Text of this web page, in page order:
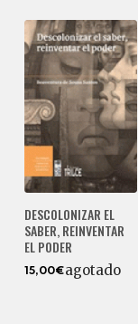
DESCOLONIZAR EL
SABER, REINVENTAR
EL PODER
15,00€agotado